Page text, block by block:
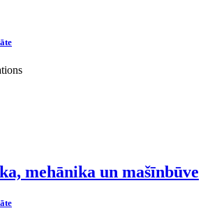
mehānika un mašīnbūve